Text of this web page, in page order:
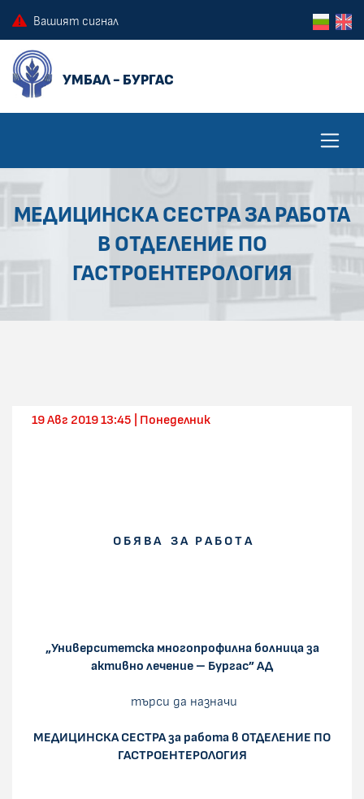
Вашият сигнал
МЕДИЦИНСКА СЕСТРА ЗА РАБОТА
В ОТДЕЛЕНИЕ ПО
ГАСТРОЕНТЕРОЛОГИЯ
19 Авг 2019 13:45 | Понеделник
О Б Я В А З А Р А Б О Т А
„Университетска многопрофилна болница за
активно лечение – Бургас” АД
търси да назначи
МЕДИЦИНСКА СЕСТРА за работа в ОТДЕЛЕНИЕ ПО
ГАСТРОЕНТЕРОЛОГИЯ